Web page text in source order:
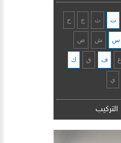
ت ث ج ح
س ش ص
غ ف ق ك
ي
التركيب